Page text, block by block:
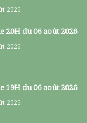
2026
20H du 06 août 2026
2026
19H du 06 août 2026
2026